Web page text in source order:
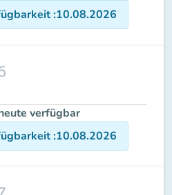
:10.08.2026
verfügbar
:10.08.2026